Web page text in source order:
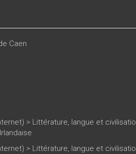
Caen
> Littérature, langue et
Irlandaise
> Littérature, langue et